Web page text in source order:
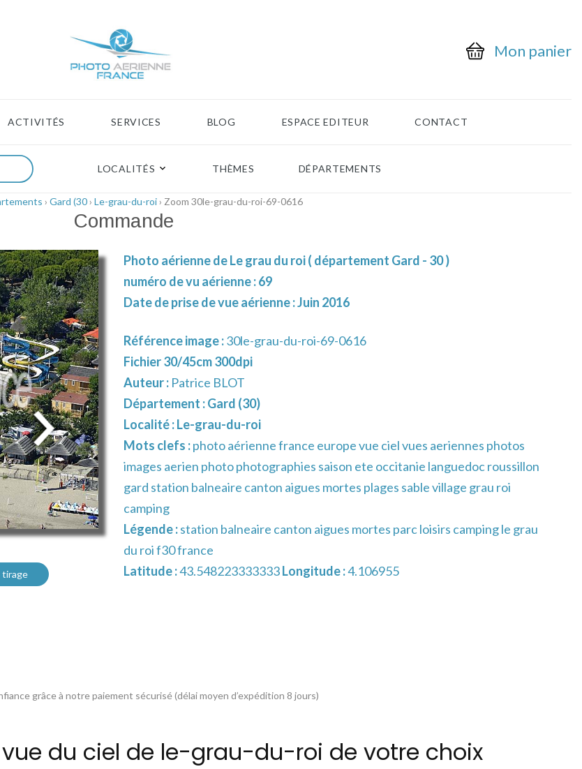
Mon panier
ACTIVITÉS SERVICES BLOG ESPACE EDITEUR CONTACT
LOCALITÉS THÈMES DÉPARTEMENTS
› Gard (30› Le-grau-du-roi› Zoom 30le-grau-du-roi-69-0616
Commande
tirage
Photo aérienne de Le grau du roi ( département Gard - 30 )
numéro de vu aérienne : 69
Date de prise de vue aérienne : Juin 2016
Référence image :30le-grau-du-roi-69-0616
Fichier 30/45cm 300dpi
Auteur : Patrice BLOT
Département :Gard (30)
Localité :Le-grau-du-roi
Mots clefs :photo aérienne france europe vue ciel vues aeriennes photos
images aerien photo photographies saison ete occitanie languedoc roussillon
gard station balneaire canton aigues mortes plages sable village grau roi
camping
Légende :station balneaire canton aigues mortes parc loisirs camping le grau
du roi f30 france
Latitude :43.548223333333Longitude :4.106955
grâce à notre paiement sécurisé (délai moyen d’expédition 8 jours)
du ciel de le-grau-du-roi de votre choix